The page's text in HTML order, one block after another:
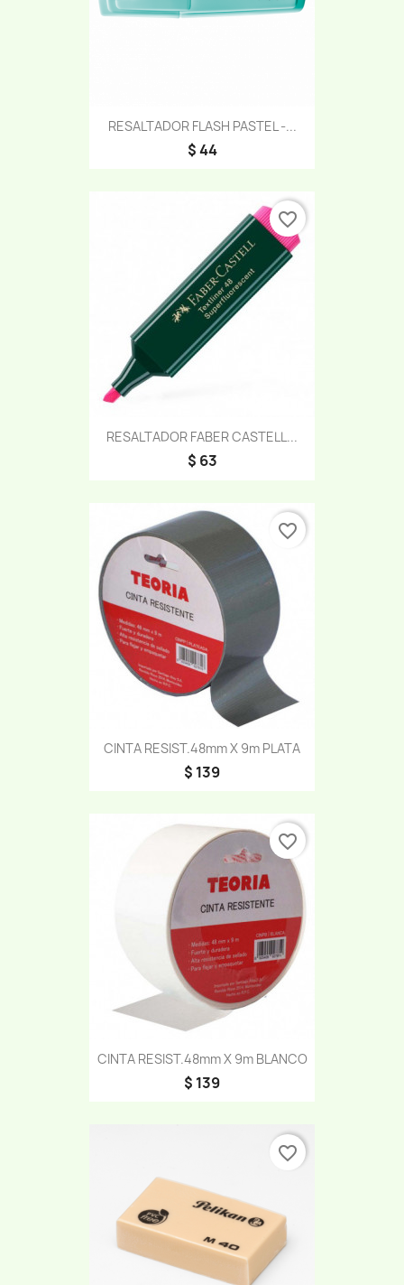
RESALTADOR FLASH PASTEL -...
$ 44
RESALTADOR FABER CASTELL...
$ 63
favorite_border
CINTA RESIST.48mm X 9m PLATA
$ 139
favorite_border
CINTA RESIST.48mm X 9m BLANCO
$ 139
favorite_border
favorite_border